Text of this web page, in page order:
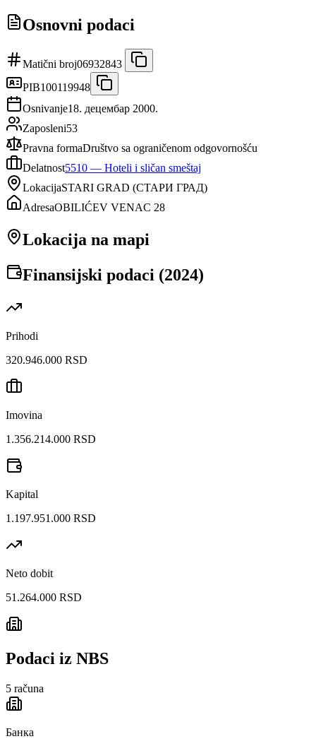
Osnovni podaci
Matični broj06932843
PIB100119948
Osnivanje18. децембар 2000.
Zaposleni53
Pravna formaDruštvo sa ograničenom odgovornošću
Delatnost5510 — Hoteli i sličan smeštaj
LokacijaSTARI GRAD (СТАРИ ГРАД)
AdresaOBILIĆEV VENAC 28
Lokacija na mapi
Finansijski podaci (2024)
Prihodi
320.946.000 RSD
Imovina
1.356.214.000 RSD
Kapital
1.197.951.000 RSD
Neto dobit
51.264.000 RSD
Podaci iz NBS
5 računa
Банка